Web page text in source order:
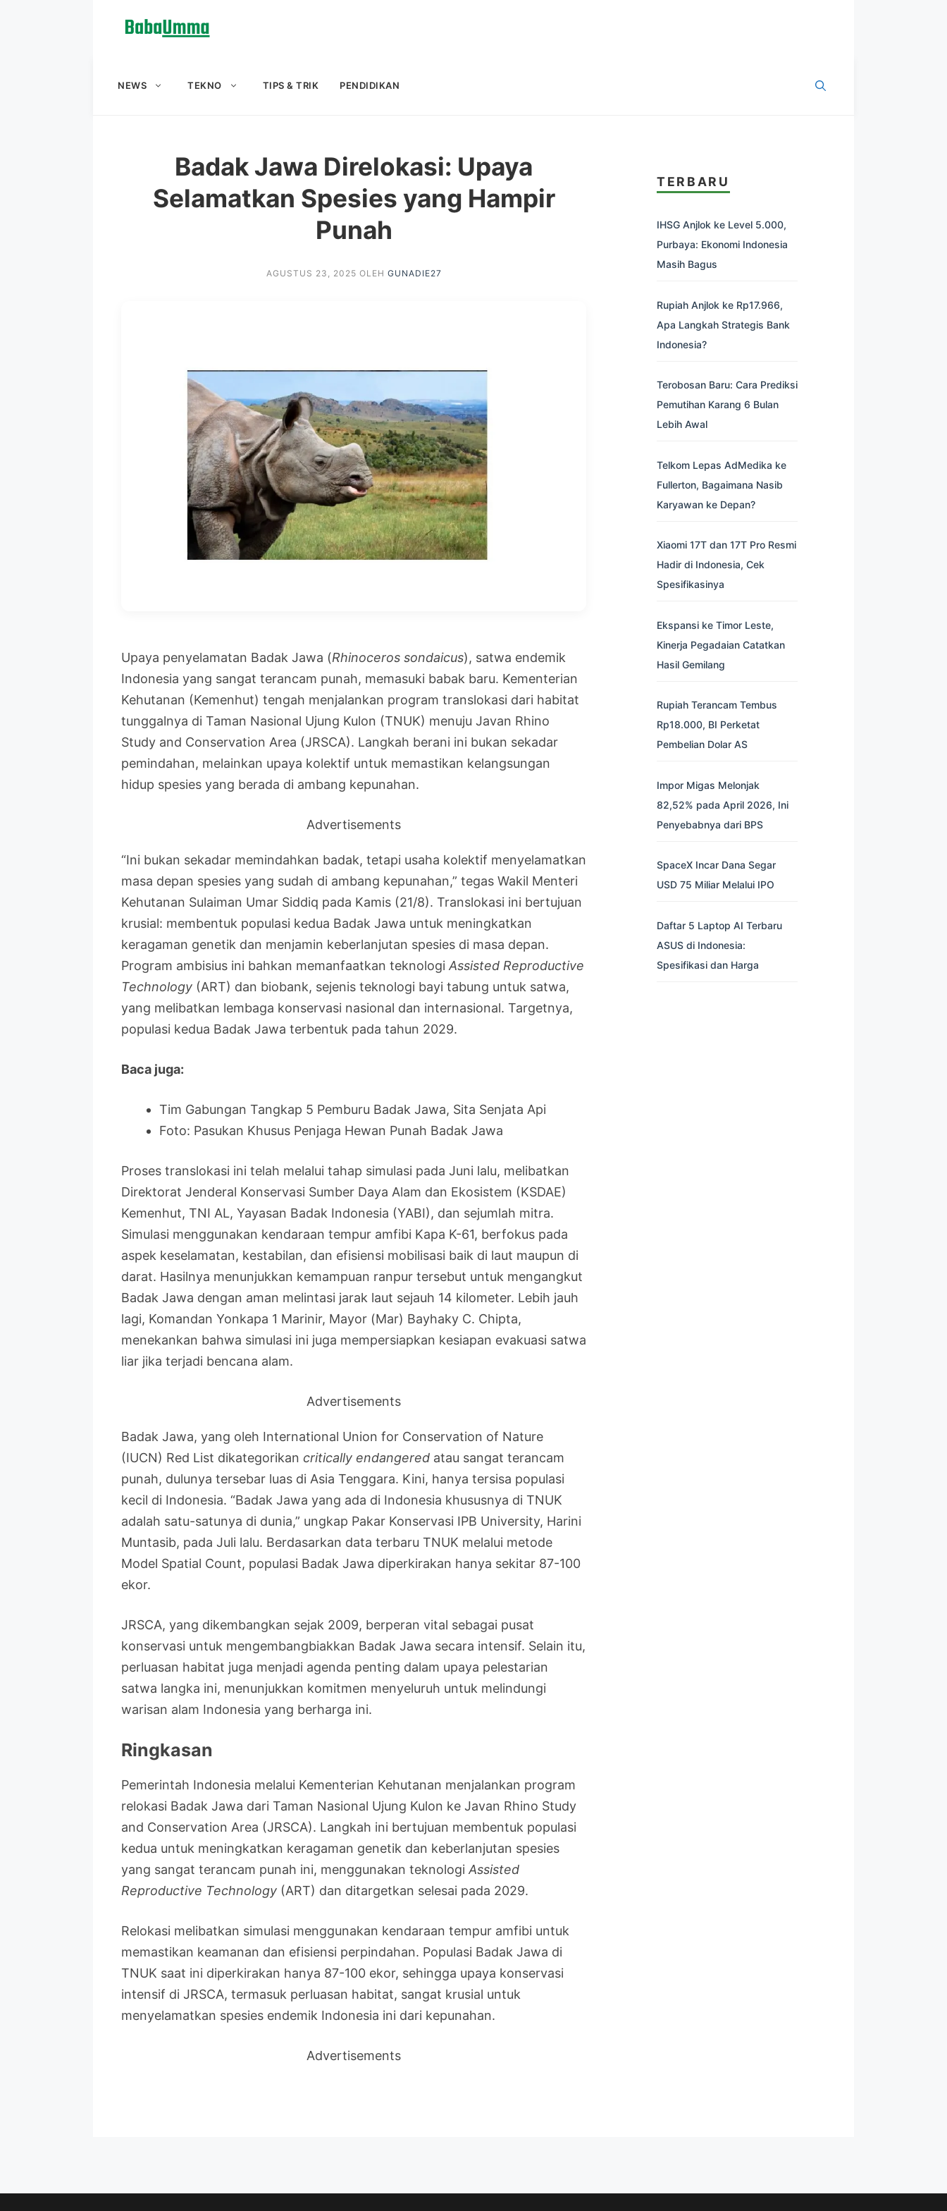
NEWS TEKNO TIPS & TRIK PENDIDIKAN
Badak Jawa Direlokasi: Upaya
Selamatkan Spesies yang Hampir
Punah
AGUSTUS 23, 2025 OLEH GUNADIE27
Upaya penyelamatan Badak Jawa (Rhinoceros sondaicus), satwa endemik
Indonesia yang sangat terancam punah, memasuki babak baru. Kementerian
Kehutanan (Kemenhut) tengah menjalankan program translokasi dari habitat
tunggalnya di Taman Nasional Ujung Kulon (TNUK) menuju Javan Rhino
Study and Conservation Area (JRSCA). Langkah berani ini bukan sekadar
pemindahan, melainkan upaya kolektif untuk memastikan kelangsungan
hidup spesies yang berada di ambang kepunahan.
Advertisements
“Ini bukan sekadar memindahkan badak, tetapi usaha kolektif menyelamatkan
masa depan spesies yang sudah di ambang kepunahan,” tegas Wakil Menteri
Kehutanan Sulaiman Umar Siddiq pada Kamis (21/8). Translokasi ini bertujuan
krusial: membentuk populasi kedua Badak Jawa untuk meningkatkan
keragaman genetik dan menjamin keberlanjutan spesies di masa depan.
Program ambisius ini bahkan memanfaatkan teknologi Assisted Reproductive
Technology (ART) dan biobank, sejenis teknologi bayi tabung untuk satwa,
yang melibatkan lembaga konservasi nasional dan internasional. Targetnya,
populasi kedua Badak Jawa terbentuk pada tahun 2029.
Baca juga:
Tim Gabungan Tangkap 5 Pemburu Badak Jawa, Sita Senjata Api
Foto: Pasukan Khusus Penjaga Hewan Punah Badak Jawa
Proses translokasi ini telah melalui tahap simulasi pada Juni lalu, melibatkan
Direktorat Jenderal Konservasi Sumber Daya Alam dan Ekosistem (KSDAE)
Kemenhut, TNI AL, Yayasan Badak Indonesia (YABI), dan sejumlah mitra.
Simulasi menggunakan kendaraan tempur amfibi Kapa K-61, berfokus pada
aspek keselamatan, kestabilan, dan efisiensi mobilisasi baik di laut maupun di
darat. Hasilnya menunjukkan kemampuan ranpur tersebut untuk mengangkut
Badak Jawa dengan aman melintasi jarak laut sejauh 14 kilometer. Lebih jauh
lagi, Komandan Yonkapa 1 Marinir, Mayor (Mar) Bayhaky C. Chipta,
menekankan bahwa simulasi ini juga mempersiapkan kesiapan evakuasi satwa
liar jika terjadi bencana alam.
Advertisements
Badak Jawa, yang oleh International Union for Conservation of Nature
(IUCN) Red List dikategorikan critically endangered atau sangat terancam
punah, dulunya tersebar luas di Asia Tenggara. Kini, hanya tersisa populasi
kecil di Indonesia. “Badak Jawa yang ada di Indonesia khususnya di TNUK
adalah satu-satunya di dunia,” ungkap Pakar Konservasi IPB University, Harini
Muntasib, pada Juli lalu. Berdasarkan data terbaru TNUK melalui metode
Model Spatial Count, populasi Badak Jawa diperkirakan hanya sekitar 87-100
ekor.
JRSCA, yang dikembangkan sejak 2009, berperan vital sebagai pusat
konservasi untuk mengembangbiakkan Badak Jawa secara intensif. Selain itu,
perluasan habitat juga menjadi agenda penting dalam upaya pelestarian
satwa langka ini, menunjukkan komitmen menyeluruh untuk melindungi
warisan alam Indonesia yang berharga ini.
Ringkasan
Pemerintah Indonesia melalui Kementerian Kehutanan menjalankan program
relokasi Badak Jawa dari Taman Nasional Ujung Kulon ke Javan Rhino Study
and Conservation Area (JRSCA). Langkah ini bertujuan membentuk populasi
kedua untuk meningkatkan keragaman genetik dan keberlanjutan spesies
yang sangat terancam punah ini, menggunakan teknologi Assisted
Reproductive Technology (ART) dan ditargetkan selesai pada 2029.
Relokasi melibatkan simulasi menggunakan kendaraan tempur amfibi untuk
memastikan keamanan dan efisiensi perpindahan. Populasi Badak Jawa di
TNUK saat ini diperkirakan hanya 87-100 ekor, sehingga upaya konservasi
intensif di JRSCA, termasuk perluasan habitat, sangat krusial untuk
menyelamatkan spesies endemik Indonesia ini dari kepunahan.
Advertisements
TERBARU
IHSG Anjlok ke Level 5.000,
Purbaya: Ekonomi Indonesia
Masih Bagus
Rupiah Anjlok ke Rp17.966,
Apa Langkah Strategis Bank
Indonesia?
Terobosan Baru: Cara Prediksi
Pemutihan Karang 6 Bulan
Lebih Awal
Telkom Lepas AdMedika ke
Fullerton, Bagaimana Nasib
Karyawan ke Depan?
Xiaomi 17T dan 17T Pro Resmi
Hadir di Indonesia, Cek
Spesifikasinya
Ekspansi ke Timor Leste,
Kinerja Pegadaian Catatkan
Hasil Gemilang
Rupiah Terancam Tembus
Rp18.000, BI Perketat
Pembelian Dolar AS
Impor Migas Melonjak
82,52% pada April 2026, Ini
Penyebabnya dari BPS
SpaceX Incar Dana Segar
USD 75 Miliar Melalui IPO
Daftar 5 Laptop AI Terbaru
ASUS di Indonesia:
Spesifikasi dan Harga